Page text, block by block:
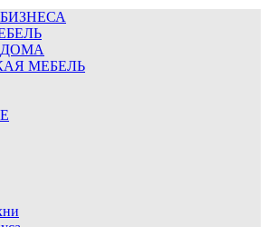
ДОМА
МЕБЕЛЬ